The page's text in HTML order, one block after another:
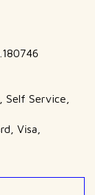
Self Service,
Visa,